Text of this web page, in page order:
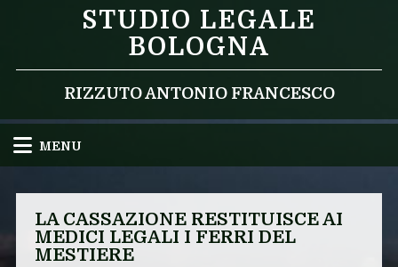
STUDIO LEGALE
BOLOGNA
RIZZUTO ANTONIO FRANCESCO
MENU
LA CASSAZIONE RESTITUISCE AI
MEDICI LEGALI I FERRI DEL
MESTIERE